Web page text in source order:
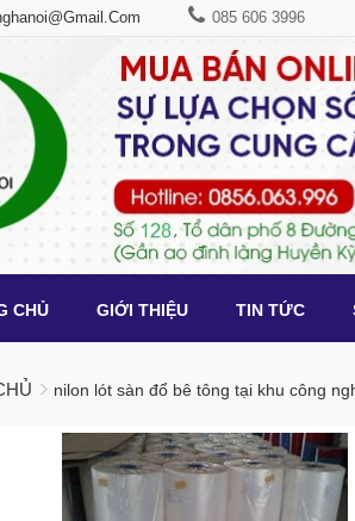
085 606 3996
CHỦ GIỚI THIỆU TIN TỨC
nilon lót sàn đổ bê tông tại khu công